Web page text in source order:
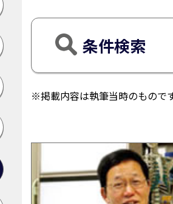
条件検索
※掲載内容は執筆当時のもので